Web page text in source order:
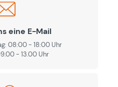
eine E-Mail
08:00 - 18:00 Uhr
- 13.00 Uhr